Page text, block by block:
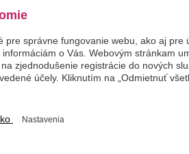
pre správne fungovanie webu, ako aj
o Vás. Webovým stránkam
zjednodušenie registrácie do nových
účely. Kliknutím na „Odmietnuť
Nastavenia